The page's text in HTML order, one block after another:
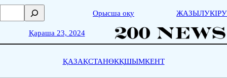
Skip
о
с
Орысша оқу ЖАЗЫЛУКІРУ
Қараша 23, 2024
ҚАЗАҚСТАНӨКҚШЫМКЕНТ